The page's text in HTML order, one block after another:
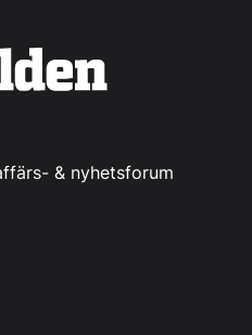
& nyhetsforum